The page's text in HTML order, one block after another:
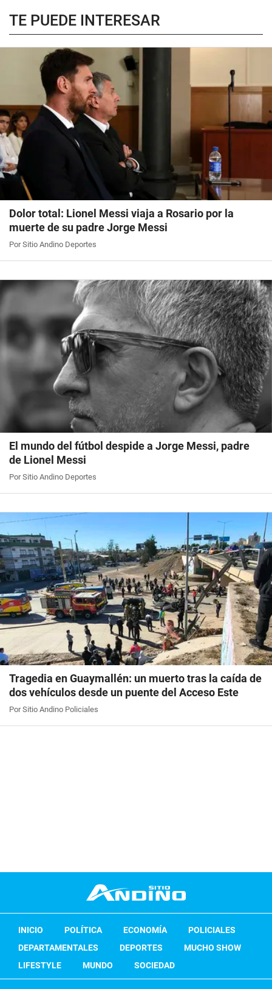
TE PUEDE INTERESAR
Dolor total: Lionel Messi viaja a Rosario por la
muerte de su padre Jorge Messi
Por Sitio Andino Deportes
El mundo del fútbol despide a Jorge Messi, padre
de Lionel Messi
Por Sitio Andino Deportes
Tragedia en Guaymallén: un muerto tras la caída de
dos vehículos desde un puente del Acceso Este
Por Sitio Andino Policiales
INICIO POLÍTICA ECONOMÍA
POLICIALES
DEPARTAMENTALES
DEPORTES
MUCHO SHOW
LIFESTYLE
MUNDO SOCIEDAD